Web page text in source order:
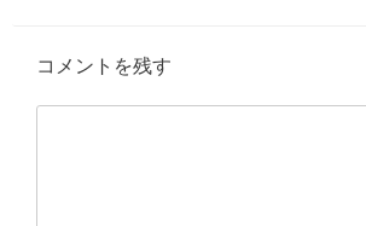
コメントを残す